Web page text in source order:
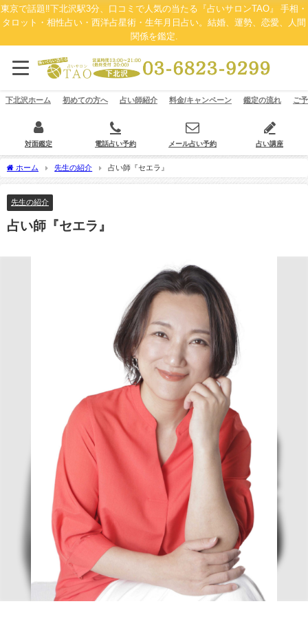
東京で話題‼下北沢駅3分、口コミで人気の当たる『占いサロンTAO』 手相・
タロット・相性占い・西洋占星術・生年月日占い。結婚、運勢、恋愛、人間
関係を鑑定.
下北沢ホーム 初めての方へ 占い師紹介 料金/キャンペーン 鑑定の流れ ご
対面鑑定 電話占い予約 メール占い予約 占い講座
ホーム 先生の紹介 占い師『セエラ』
先生の紹介
占い師『セエラ』